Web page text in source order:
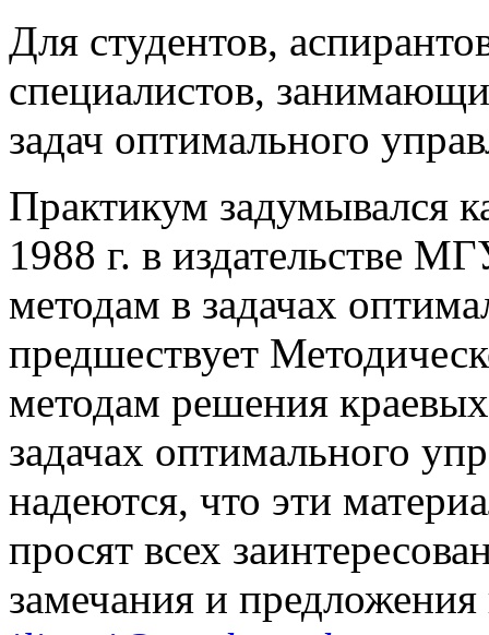
Для студентов,
специалистов,
задач оптимального
Практикум задумывался
1988 г. в издательстве
методам в задачах
предшествует
методам решения
задачах оптимального
надеются, что эти
просят всех
замечания и